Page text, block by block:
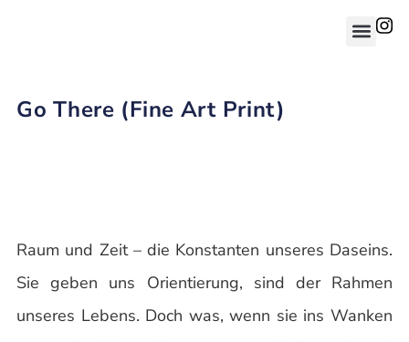
Go There (Fine Art Print)
Raum und Zeit – die Konstanten unseres Daseins.
Sie geben uns Orientierung, sind der Rahmen
unseres Lebens. Doch was, wenn sie ins Wanken